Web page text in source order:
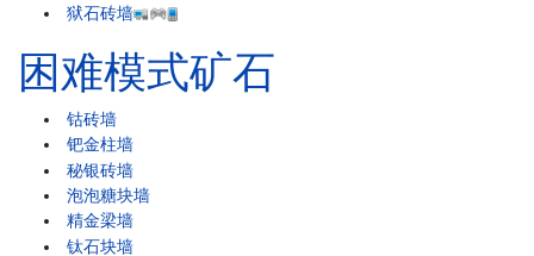
狱石砖墙
困难模式矿石
钴砖墙
钯金柱墙
秘银砖墙
泡泡糖块墙
精金梁墙
钛石块墙